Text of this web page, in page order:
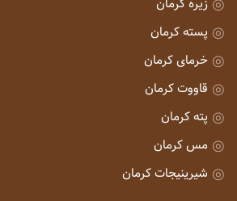
پسته کرمان
خرمای کرمان
قاووت کرمان
پته کرمان
مس کرمان
شیرینیجات کرمان